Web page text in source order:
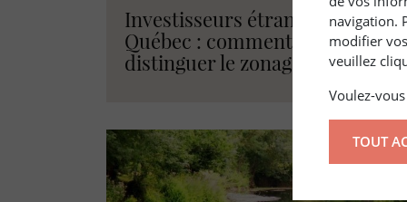
Investisseurs étrangers au
Québec : comment bien
distinguer le zonage
navigation.
modifier
veuillez
Voulez-
TOUT